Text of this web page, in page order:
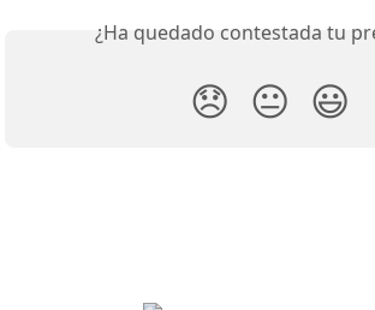
¿Ha quedado contestada tu
😞 😐 😃